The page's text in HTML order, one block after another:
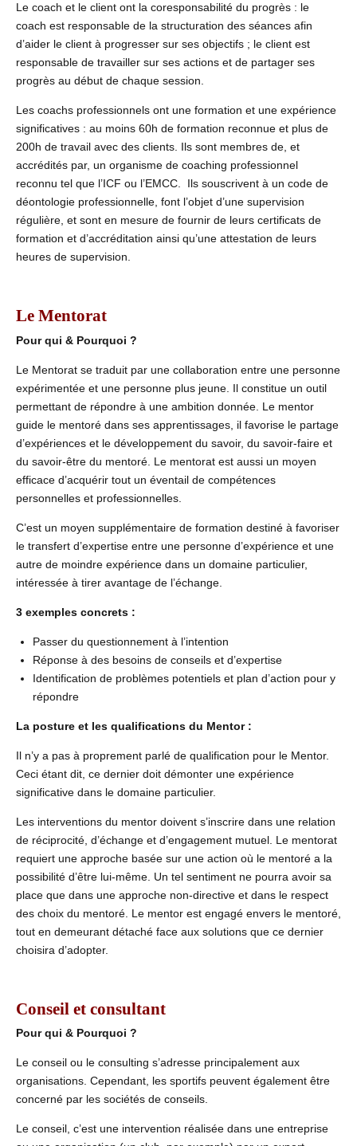
Le coach et le client ont la coresponsabilité du progrès : le
coach est responsable de la structuration des séances afin
d’aider le client à progresser sur ses objectifs ; le client est
responsable de travailler sur ses actions et de partager ses
progrès au début de chaque session.
Les coachs professionnels ont une formation et une expérience
significatives : au moins 60h de formation reconnue et plus de
200h de travail avec des clients. Ils sont membres de, et
accrédités par, un organisme de coaching professionnel
reconnu tel que l’ICF ou l’EMCC. Ils souscrivent à un code de
déontologie professionnelle, font l’objet d’une supervision
régulière, et sont en mesure de fournir de leurs certificats de
formation et d’accréditation ainsi qu’une attestation de leurs
heures de supervision.
Le Mentorat
Pour qui & Pourquoi ?
Le Mentorat se traduit par une collaboration entre une personne
expérimentée et une personne plus jeune. Il constitue un outil
permettant de répondre à une ambition donnée. Le mentor
guide le mentoré dans ses apprentissages, il favorise le partage
d’expériences et le développement du savoir, du savoir-faire et
du savoir-être du mentoré. Le mentorat est aussi un moyen
efficace d’acquérir tout un éventail de compétences
personnelles et professionnelles.
C’est un moyen supplémentaire de formation destiné à favoriser
le transfert d’expertise entre une personne d’expérience et une
autre de moindre expérience dans un domaine particulier,
intéressée à tirer avantage de l’échange.
3 exemples concrets :
Passer du questionnement à l’intention
Réponse à des besoins de conseils et d’expertise
Identification de problèmes potentiels et plan d’action pour y
répondre
La posture et les qualifications du Mentor :
Il n’y a pas à proprement parlé de qualification pour le Mentor.
Ceci étant dit, ce dernier doit démonter une expérience
significative dans le domaine particulier.
Les interventions du mentor doivent s’inscrire dans une relation
de réciprocité, d’échange et d’engagement mutuel. Le mentorat
requiert une approche basée sur une action où le mentoré a la
possibilité d’être lui-même. Un tel sentiment ne pourra avoir sa
place que dans une approche non-directive et dans le respect
des choix du mentoré. Le mentor est engagé envers le mentoré,
tout en demeurant détaché face aux solutions que ce dernier
choisira d’adopter.
Conseil et consultant
Pour qui & Pourquoi ?
Le conseil ou le consulting s’adresse principalement aux
organisations. Cependant, les sportifs peuvent également être
concerné par les sociétés de conseils.
Le conseil, c’est une intervention réalisée dans une entreprise